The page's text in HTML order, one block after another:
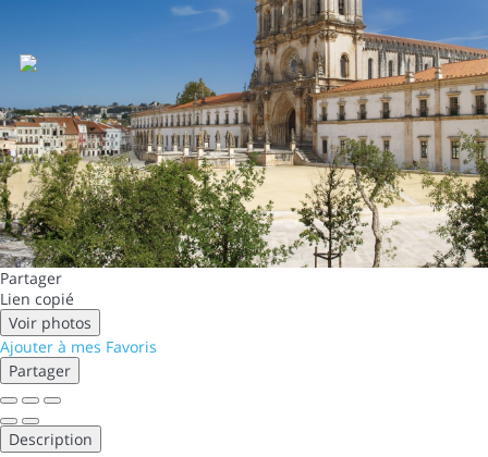
Partager
Lien copié
Voir photos
Ajouter à mes Favoris
Partager
Description